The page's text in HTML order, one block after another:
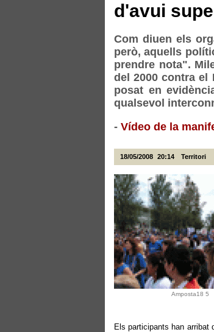
d'avui
Com diuen els
però, aquells
prendre nota".
del 2000 contra el
posat en
qualsevol
- Vídeo de la
18/05/2008 20:14 Territori
Amposta18 5
Els participants han arribat